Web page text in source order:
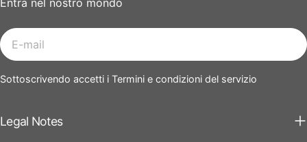
Legal Notes
Entra nel nostro mondo
E-
mail
Sottoscrivendo accetti i Termini e condizioni del servizio